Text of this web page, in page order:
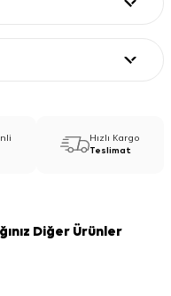
Hızlı Kargo
Teslimat
Diğer Ürünler